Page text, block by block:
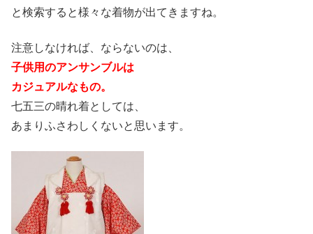
と検索すると様々な着物が出てきますね。
注意しなければ、ならないのは、
子供用のアンサンブルは
カジュアルなもの。
七五三の晴れ着としては、
あまりふさわしくないと思います。